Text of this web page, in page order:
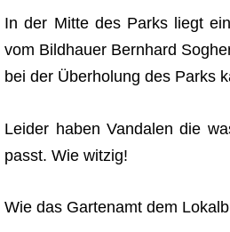
In der Mitte des Parks liegt
vom Bild­hauer Bern­hard
bei der Über­ho­lung des Parks
Lei­der haben Van­da­len die
passt. Wie witzig!
Wie das Gar­ten­amt dem